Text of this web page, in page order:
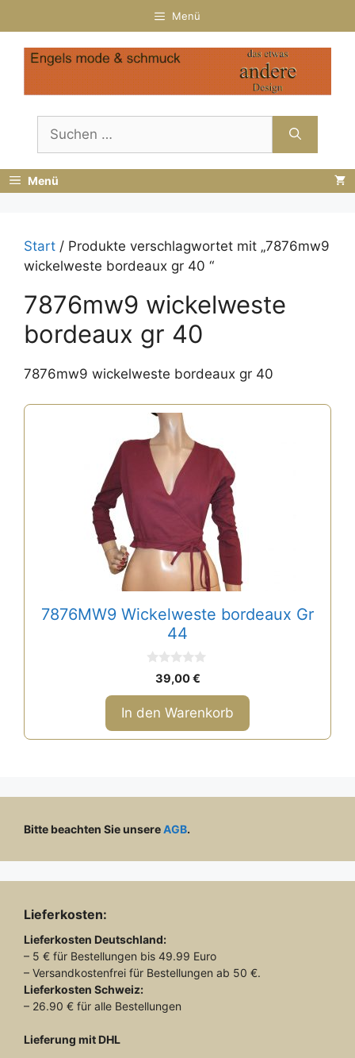
Inhalt
springen
Menü
nach:
Menü
Start / Produkte verschlagwortet mit „7876mw9
wickelweste bordeaux gr 40 “
7876mw9 wickelweste
bordeaux gr 40
7876mw9 wickelweste bordeaux gr 40
7876MW9 Wickelweste bordeaux Gr
44
o
5
39,00€
In den Warenkorb
Bitte beachten Sie unsereAGB.
Lieferkosten:
Lieferkosten Deutschland:
– 5 € für Bestellungen bis 49.99 Euro
– Versandkostenfrei für Bestellungen ab 50 €.
Lieferkosten Schweiz:
– 26.90 € für alle Bestellungen
Lieferung mit DHL